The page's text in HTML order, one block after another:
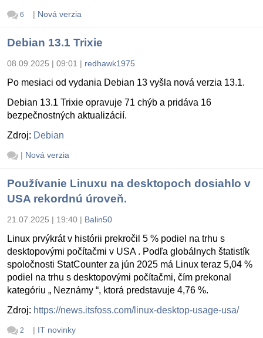
6 | Nová verzia
Debian 13.1 Trixie
08.09.2025 | 09:01 | redhawk1975
Po mesiaci od vydania Debian 13 vyšla nová verzia 13.1.
Debian 13.1 Trixie opravuje 71 chýb a pridáva 16
bezpečnostných aktualizácií.
Zdroj: Debian
| Nová verzia
Používanie Linuxu na desktopoch dosiahlo v
USA rekordnú úroveň.
21.07.2025 | 19:40 | Balin50
Linux prvýkrát v histórii prekročil 5 % podiel na trhu s
desktopovými počítačmi v USA . Podľa globálnych štatistík
spoločnosti StatCounter za jún 2025 má Linux teraz 5,04 %
podiel na trhu s desktopovými počítačmi, čím prekonal
kategóriu „ Neznámy “, ktorá predstavuje 4,76 %.
Zdroj: https://news.itsfoss.com/linux-desktop-usage-usa/
2 | IT novinky